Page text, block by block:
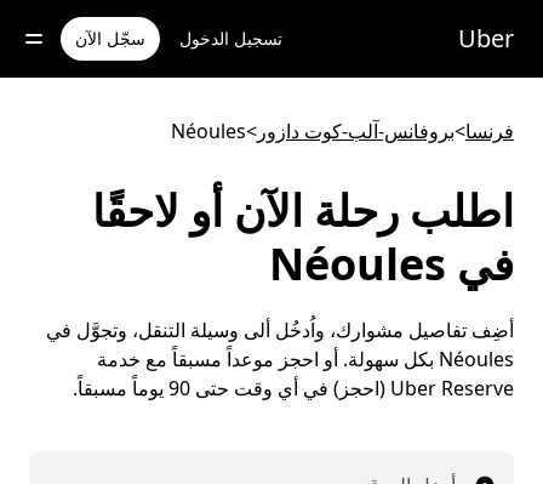
للوصول
المحتوى
Uber تسجيل الدخول سجّل الآن
فرنسا>بروفانس-آلب-كوت دازور >
Néoules
اطلب رحلة الآن أو لاحقًا
في Néoules
أضِف تفاصيل مشوارك، واُدخُل ألى وسيلة التنقل، وتجوَّل في
Néoules بكل سهولة. أو احجز موعداً مسبقاً مع خدمة
Uber Reserve (احجز) في أي وقت حتى 90 يوماً مسبقاً.